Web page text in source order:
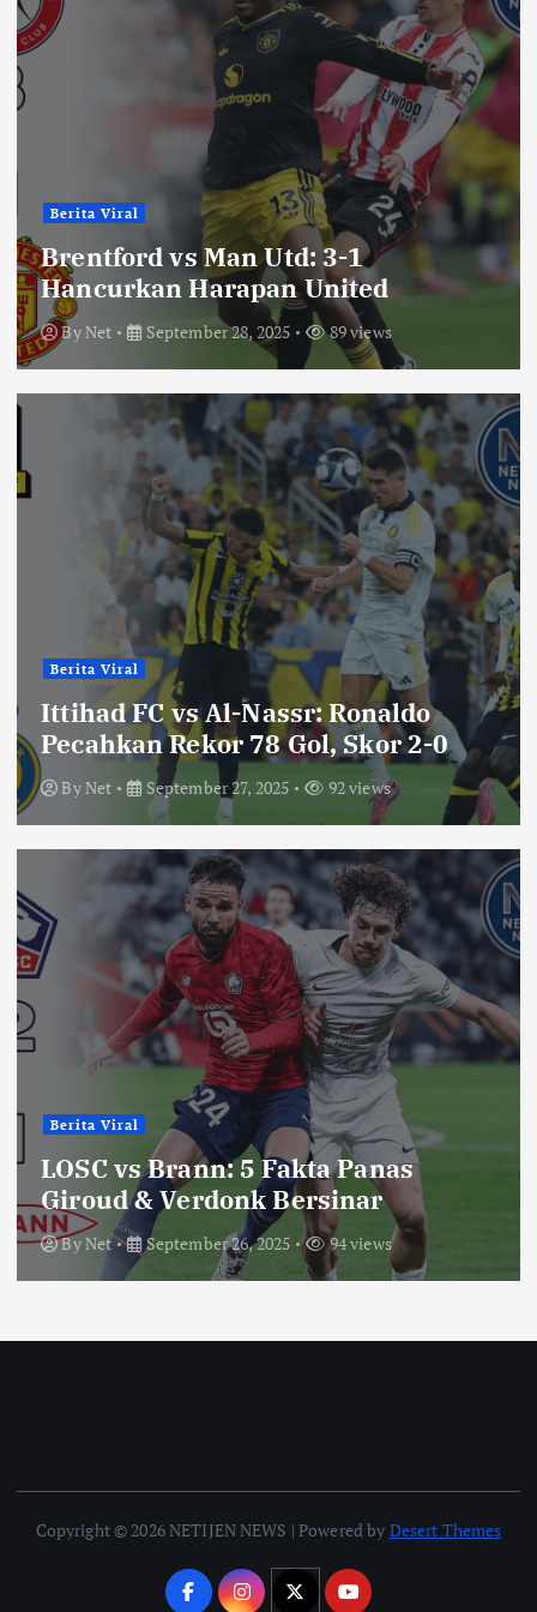
Berita Viral
Brentford vs Man Utd: 3-1
Hancurkan Harapan United
ByNet September 28, 2025 89 views
Berita Viral
Ittihad FC vs Al-Nassr: Ronaldo
Pecahkan Rekor 78 Gol, Skor 2-0
ByNet September 27, 2025 92 views
Berita Viral
LOSC vs Brann: 5 Fakta Panas
Giroud & Verdonk Bersinar
ByNet September 26, 2025 94 views
Copyright © 2026 NETIJEN NEWS | Powered by Desert Themes